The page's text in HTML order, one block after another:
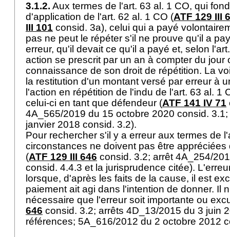
3.1.2. Aux termes de l'art. 63 al. 1 CO, qui
d'application de l'art. 62 al. 1 CO (ATF 129 III
III 101 consid. 3a), celui qui a payé
pas ne peut le répéter s'il ne prouve qu'il a
erreur, qu'il devait ce qu'il a payé et, selon l'
action se prescrit par un an à compter du jour
connaissance de son droit de répétition. La
la restitution d'un montant versé par erreur à
l'action en répétition de l'indu de l'art. 63 al. 1
celui-ci en tant que défendeur (ATF 141 IV 71
4A_565/2019 du 15 octobre 2020 consid.
janvier 2018 consid. 3.2).
Pour rechercher s'il y a erreur aux termes de l'
circonstances ne doivent pas être appréciées
(ATF 129 III 646 consid. 3.2; arrêt 4A_254/
consid. 4.4.3 et la jurisprudence citée).
lorsque, d'après les faits de la cause, il est
paiement ait agi dans l'intention de donner. Il
nécessaire que l'erreur soit importante ou
646 consid. 3.2; arrêts 4D_13/2015 du 3 juin
références; 5A_616/2012 du 2 octobre 2012